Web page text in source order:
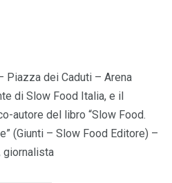
Piazza dei Caduti – Arena
di Slow Food Italia, e il
autore del libro “Slow Food.
(Giunti – Slow Food Editore) –
giornalista